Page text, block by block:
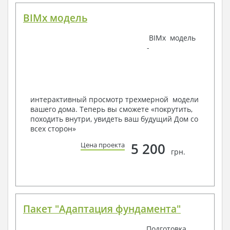
Инженеров – всегда готовы воплотить Вашу мечту
условий, за дополнительную плату.
Получить профессиональную консультацию у
наших специалистов, Вы можете любым
способом связи: закажите обратный звонок,
по viber, e-mail, телефон -
BIMx модель
BIMx модель
-
интерактивный просмотр трехмерной модели
вашего дома. Теперь вы сможете «покрутить,
походить внутри, увидеть ваш будущий Дом со
всех сторон»
Цена проекта 5 200 грн.
Пакет "Адаптация фундамента"